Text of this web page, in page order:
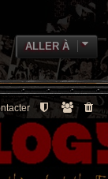
ALLER À